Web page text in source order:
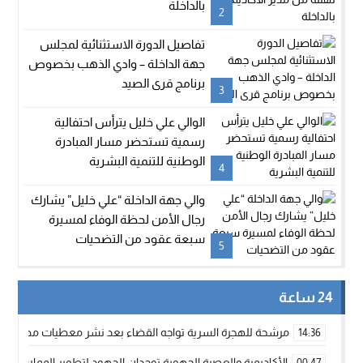
2 بالداخلة
3
تفاصيل الدورة الاستثنائية لمجلس
جهة الداخلة – وادي الذهب بخصوص
برنامج قرى الصيد
4
الوالي علي خليل يترأس احتفالية
رسمية تستحضر مسار المبادرة
الوطنية للتنمية البشرية
5
والي جهة الداخلة “علي خليل” يشارك
رجال الأمن لحظة الوفاء لمسيرة
سبعة عقود من التضحيات
24 ساعة
14:36 مرشحة للهجرة السرية تواجه القضاء بعد نشر معطيات مضللة